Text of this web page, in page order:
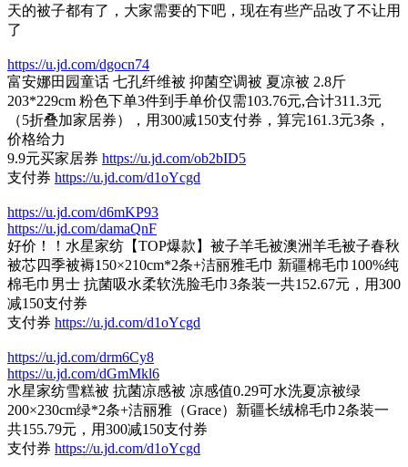
天的被子都有了，大家需要的下吧，现在有些产品改了不让用
了
https://u.jd.com/dgocn74
富安娜田园童话 七孔纤维被 抑菌空调被 夏凉被 2.8斤
203*229cm 粉色下单3件到手单价仅需103.76元,合计311.3元
（5折叠加家居券），用300减150支付券，算完161.3元3条，
价格给力
9.9元买家居券 https://u.jd.com/ob2bID5
支付券 https://u.jd.com/d1oYcgd
https://u.jd.com/d6mKP93
https://u.jd.com/damaQnF
好价！！水星家纺【TOP爆款】被子羊毛被澳洲羊毛被子春秋
被芯四季被褥150×210cm*2条+洁丽雅毛巾 新疆棉毛巾100%纯
棉毛巾男士 抗菌吸水柔软洗脸毛巾3条装一共152.67元，用300
减150支付券
支付券 https://u.jd.com/d1oYcgd
https://u.jd.com/drm6Cy8
https://u.jd.com/dGmMkl6
水星家纺雪糕被 抗菌凉感被 凉感值0.29可水洗夏凉被绿
200×230cm绿*2条+洁丽雅（Grace）新疆长绒棉毛巾2条装一
共155.79元，用300减150支付券
支付券 https://u.jd.com/d1oYcgd